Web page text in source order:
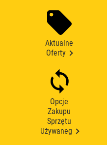
Aktualne
Oferty
Opcje
Zakupu
Sprzętu
Używaneg